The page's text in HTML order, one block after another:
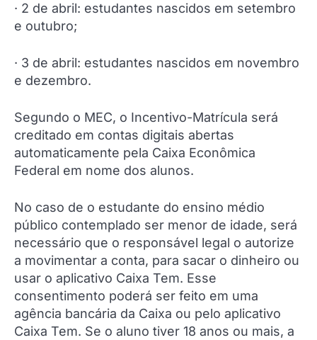
· 2 de abril: estudantes nascidos em setembro
e outubro;
· 3 de abril: estudantes nascidos em novembro
e dezembro.
Segundo o MEC, o Incentivo-Matrícula será
creditado em contas digitais abertas
automaticamente pela Caixa Econômica
Federal em nome dos alunos.
No caso de o estudante do ensino médio
público contemplado ser menor de idade, será
necessário que o responsável legal o autorize
a movimentar a conta, para sacar o dinheiro ou
usar o aplicativo Caixa Tem. Esse
consentimento poderá ser feito em uma
agência bancária da Caixa ou pelo aplicativo
Caixa Tem. Se o aluno tiver 18 anos ou mais, a